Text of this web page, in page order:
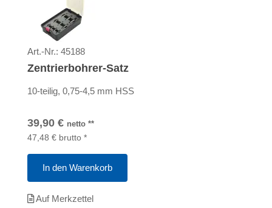
Art.-Nr.: 45188
Zentrierbohrer-Satz
10-teilig, 0,75-4,5 mm HSS
39,90 € netto **
47,48 € brutto *
In den Warenkorb
Auf Merkzettel